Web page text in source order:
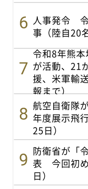
人事発令
事（陸自20
令和8年熊
が活動、21
援、米軍輸
報まで）
航空自衛隊
年度展示飛
25日）
防衛省が「
表 今回初
日）